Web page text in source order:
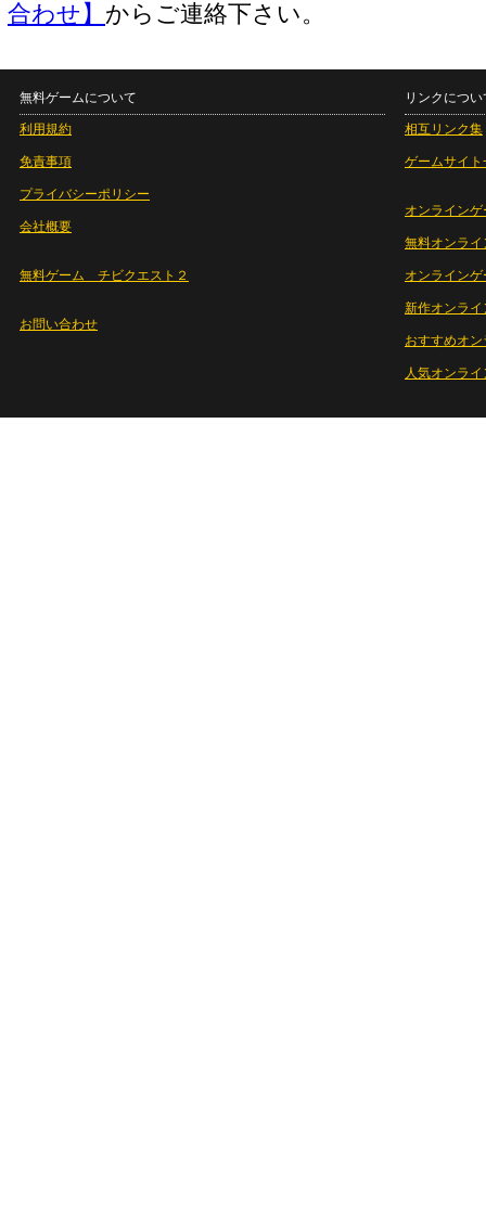
合わせ】 からご連絡下さい。
無料ゲームについて
利用規約
免責事項
プライバシーポリシー
会社概要
無料ゲーム チビクエスト２
お問い合わせ
リンクについ
相互リンク集
ゲームサイト
オンラインゲ
無料オンライ
オンライン
新作オンライ
おすすめオ
人気オンラ